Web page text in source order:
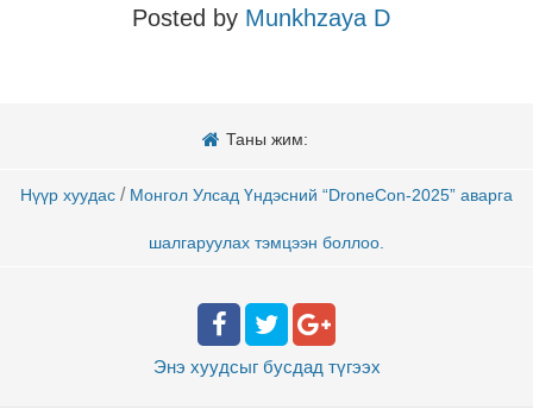
Posted by Munkhzaya D
Таны жим:
Нүүр хуудас / Монгол Улсад Үндэсний “DroneCon-2025” аварга
шалгаруулах тэмцээн боллоо.
Энэ хуудсыг бусдад түгээх